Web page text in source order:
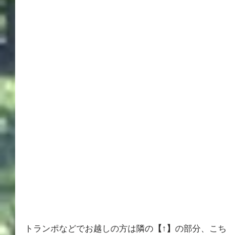
トランポなどでお越しの方は隣の 【↑】 の部分、こ